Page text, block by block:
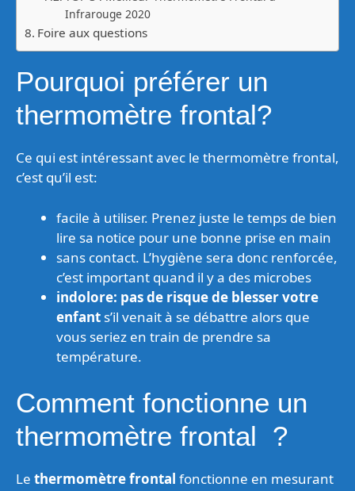
Infrarouge 2020
Foire aux questions
Pourquoi préférer un
thermomètre frontal?
Ce qui est intéressant avec le thermomètre frontal,
c’est qu’il est:
facile à utiliser. Prenez juste le temps de bien
lire sa notice pour une bonne prise en main
sans contact. L’hygiène sera donc renforcée,
c’est important quand il y a des microbes
indolore: pas de risque de blesser votre
enfant s’il venait à se débattre alors que
vous seriez en train de prendre sa
température.
Comment fonctionne un
thermomètre frontal ?
Le thermomètre frontal fonctionne en mesurant